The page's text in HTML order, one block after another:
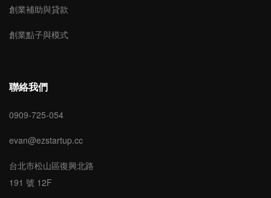
創業補助與貸款
創業點子與模式
聯絡我們
0909-725-054
evan@ezstartup.cc
台北市松山區復興北路
191 號 12F